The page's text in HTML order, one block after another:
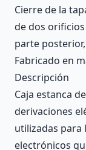
Cierre de la
de dos
parte
Fabricado en
Descripción
Caja estanca
derivaciones
utilizadas para
electrónicos